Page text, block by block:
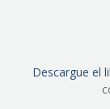
Descargue el